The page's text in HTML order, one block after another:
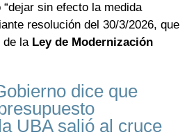
sin efecto la medida
resolución del 30/3/2026, que
de laLey de Modernización
dice que
UBA salió al cruce